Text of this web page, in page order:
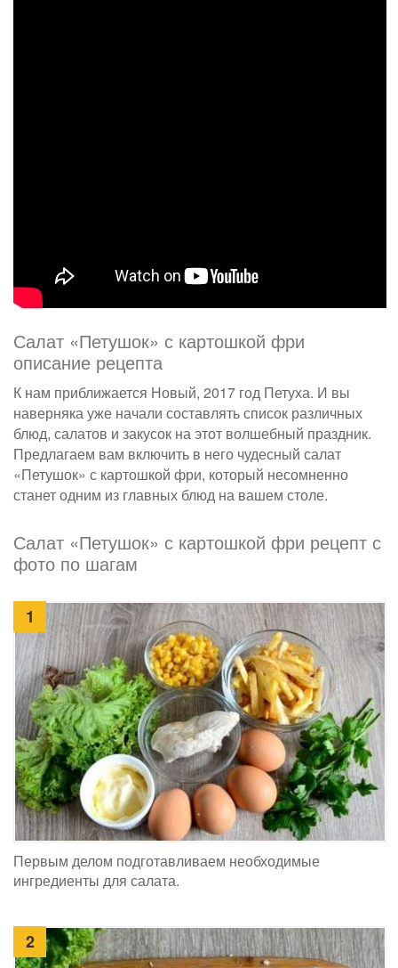
Салат «Петушок» с картошкой фри
описание рецепта
К нам приближается Новый, 2017 год Петуха. И вы
наверняка уже начали составлять список различных
блюд, салатов и закусок на этот волшебный праздник.
Предлагаем вам включить в него чудесный салат
«Петушок» с картошкой фри, который несомненно
станет одним из главных блюд на вашем столе.
Салат «Петушок» с картошкой фри рецепт с
фото по шагам
1
Первым делом подготавливаем необходимые
ингредиенты для салата.
2